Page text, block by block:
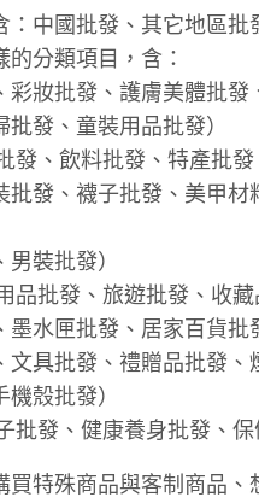
：中國批發、其它地區批
分類項目，含：
妝批發、護膚美體批發
發、童裝用品批發）
發、飲料批發、特產批發
批發、襪子批發、美甲
裝批發）
品批發、旅遊批發、收藏
墨水匣批發、居家百貨
具批發、禮贈品批發
殼批發）
批發、健康養身批發、保
買特殊商品與客制商品